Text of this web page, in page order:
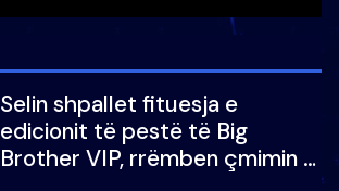
Selin shpallet fituesja e
edicionit të pestë të Big
Brother VIP, rrëmben çmimin e